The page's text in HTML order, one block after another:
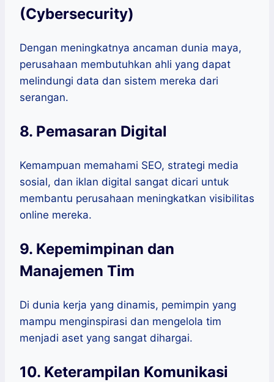
(Cybersecurity)
Dengan meningkatnya ancaman dunia maya,
perusahaan membutuhkan ahli yang dapat
melindungi data dan sistem mereka dari
serangan.
8. Pemasaran Digital
Kemampuan memahami SEO, strategi media
sosial, dan iklan digital sangat dicari untuk
membantu perusahaan meningkatkan visibilitas
online mereka.
9. Kepemimpinan dan
Manajemen Tim
Di dunia kerja yang dinamis, pemimpin yang
mampu menginspirasi dan mengelola tim
menjadi aset yang sangat dihargai.
10. Keterampilan Komunikasi